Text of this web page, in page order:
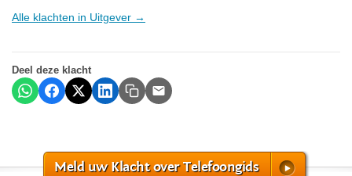
Alle klachten in Uitgever →
Deel deze klacht
Meld uw Klacht over Telefoongids